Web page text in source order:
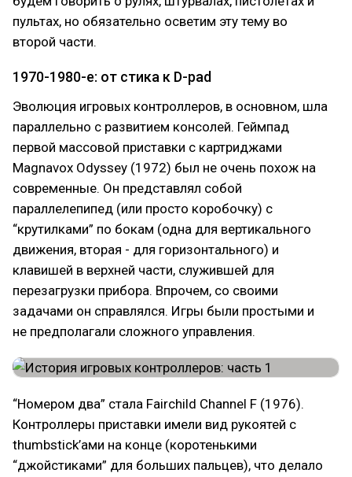
пультах, но обязательно осветим эту тему во
второй части.
1970-1980-е: от стика к D-pad
Эволюция игровых контроллеров, в основном, шла
параллельно с развитием консолей. Геймпад
первой массовой приставки с картриджами
Magnavox Odyssey (1972) был не очень похож на
современные. Он представлял собой
параллелепипед (или просто коробочку) с
“крутилками” по бокам (одна для вертикального
движения, вторая - для горизонтального) и
клавишей в верхней части, служившей для
перезагрузки прибора. Впрочем, со своими
задачами он справлялся. Игры были простыми и
не предполагали сложного управления.
“Номером два” стала Fairchild Channel F (1976).
Контроллеры приставки имели вид рукоятей с
thumbstick’ами на конце (коротенькими
“джойстиками” для больших пальцев), что делало